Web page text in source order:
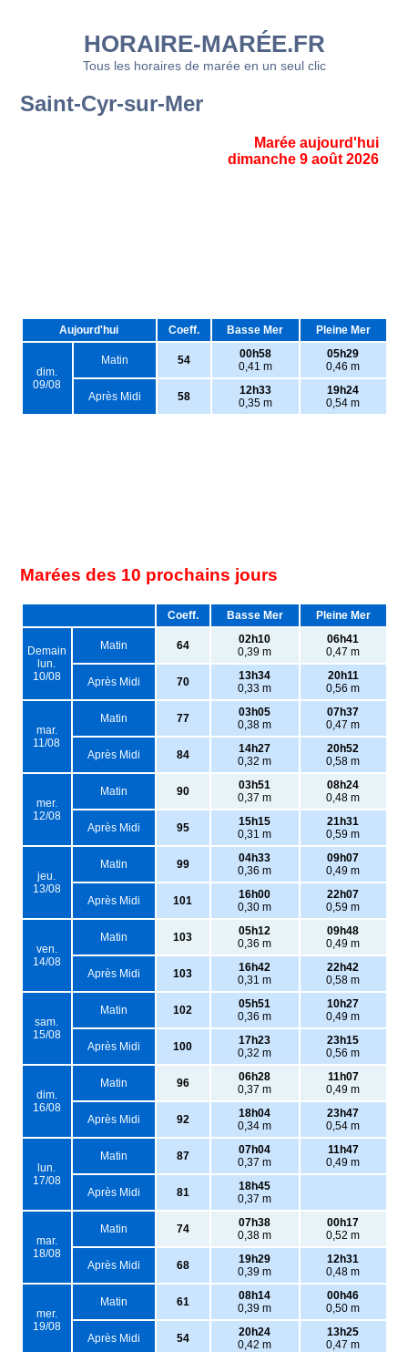
HORAIRE-MARÉE.FR
Tous les horaires de marée en un seul clic
Saint-Cyr-sur-Mer
Marée aujourd'hui
dimanche 9 août 2026
Aujourd'hui Coeff. Basse Mer Pleine Mer
dim.
09/08
Matin 54
00h58
0,41 m
05h29
0,46 m
Après Midi 58
12h33
0,35 m
19h24
0,54 m
Marées des 10 prochains jours
Coeff. Basse Mer Pleine Mer
Demain
lun.
10/08
Matin 64
02h10
0,39 m
06h41
0,47 m
Après Midi 70
13h34
0,33 m
20h11
0,56 m
mar.
11/08
Matin 77
03h05
0,38 m
07h37
0,47 m
Après Midi 84
14h27
0,32 m
20h52
0,58 m
mer.
12/08
Matin 90
03h51
0,37 m
08h24
0,48 m
Après Midi 95
15h15
0,31 m
21h31
0,59 m
jeu.
13/08
Matin 99
04h33
0,36 m
09h07
0,49 m
Après Midi 101
16h00
0,30 m
22h07
0,59 m
ven.
14/08
Matin 103
05h12
0,36 m
09h48
0,49 m
Après Midi 103
16h42
0,31 m
22h42
0,58 m
sam.
15/08
Matin 102
05h51
0,36 m
10h27
0,49 m
Après Midi 100
17h23
0,32 m
23h15
0,56 m
dim.
16/08
Matin 96
06h28
0,37 m
11h07
0,49 m
Après Midi 92
18h04
0,34 m
23h47
0,54 m
lun.
17/08
Matin 87
07h04
0,37 m
11h47
0,49 m
Après Midi 81
18h45
0,37 m
mar.
18/08
Matin 74
07h38
0,38 m
00h17
0,52 m
Après Midi 68
19h29
0,39 m
12h31
0,48 m
mer.
19/08
Matin 61
08h14
0,39 m
00h46
0,50 m
Après Midi 54
20h24
0,42 m
13h25
0,47 m